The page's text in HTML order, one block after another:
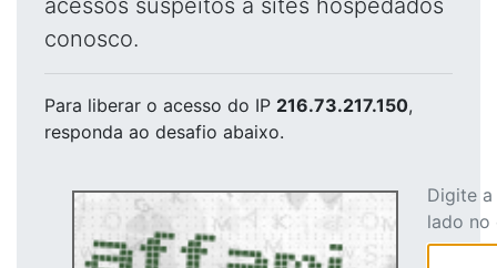
acessos suspeitos a sites hospedados
conosco.
Para liberar o acesso do IP 216.73.217.150,
responda ao desafio abaixo.
Digite
lado no